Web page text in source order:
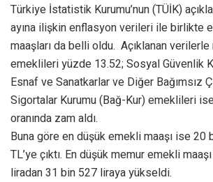
Türkiye İstatistik Kurumu’nun (TÜİK)
ayına ilişkin enflasyon verileri ile birlikte
maaşları da belli oldu. Açıklanan
emeklileri yüzde 13.52; Sosyal Güvenlik
Esnaf ve Sanatkarlar ve Diğer Bağımsız
Sigortalar Kurumu (Bağ-Kur) emeklileri
oranında zam aldı.
Buna göre en düşük emekli maaşı ise 20
TL’ye çıktı. En düşük memur emekli
liradan 31 bin 527 liraya yükseldi.